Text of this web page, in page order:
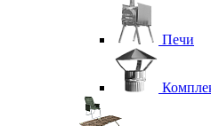
Печи